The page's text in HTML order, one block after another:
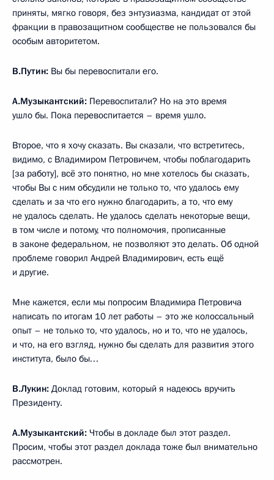
приняты, мягко говоря, без энтузиазма, кандидат от этой
фракции в правозащитном сообществе не пользовался бы
особым авторитетом.
В.Путин: Вы бы перевоспитали его.
А.Музыкантский: Перевоспитали? Но на это время
ушло бы. Пока перевоспитается – время ушло.
Второе, что я хочу сказать. Вы сказали, что встретитесь,
видимо, с Владимиром Петровичем, чтобы поблагодарить
[за работу], всё это понятно, но мне хотелось бы сказать,
чтобы Вы с ним обсудили не только то, что удалось ему
сделать и за что его нужно благодарить, а то, что ему
не удалось сделать. Не удалось сделать некоторые вещи,
в том числе и потому, что полномочия, прописанные
в законе федеральном, не позволяют это делать. Об одной
проблеме говорил Андрей Владимирович, есть ещё
и другие.
Мне кажется, если мы попросим Владимира Петровича
написать по итогам 10 лет работы – это же колоссальный
опыт – не только то, что удалось, но и то, что не удалось,
и что, на его взгляд, нужно бы сделать для развития этого
института, было бы…
В.Лукин: Доклад готовим, который я надеюсь вручить
Президенту.
А.Музыкантский: Чтобы в докладе был этот раздел.
Просим, чтобы этот раздел доклада тоже был внимательно
рассмотрен.